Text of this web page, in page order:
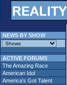
NEWS BY SHOW
ACTIVE FORUMS
The Amazing Race
American Idol
America's Got Talent